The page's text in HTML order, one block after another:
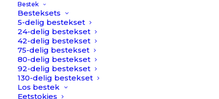
Bestek
Besteksets
5-delig bestekset
24-delig bestekset
42-delig bestekset
75-delig bestekset
80-delig bestekset
92-delig bestekset
130-delig bestekset
Los bestek
Eetstokjes
verstuurd.
Home > Botermes
Botermes